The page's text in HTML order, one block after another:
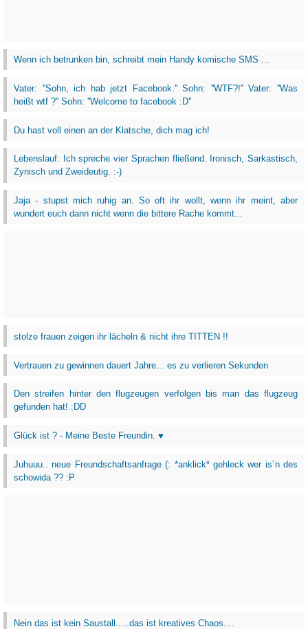
Wenn ich betrunken bin, schreibt mein Handy komische SMS ...
Vater: ''Sohn, ich hab jetzt Facebook.'' Sohn: ''WTF?!'' Vater: ''Was
heißt wtf ?'' Sohn: ''Welcome to facebook :D''
Du hast voll einen an der Klatsche, dich mag ich!
Lebenslauf: Ich spreche vier Sprachen fließend. Ironisch, Sarkastisch,
Zynisch und Zweideutig. :-)
Jaja - stupst mich ruhig an. So oft ihr wollt, wenn ihr meint, aber
wundert euch dann nicht wenn die bittere Rache kommt...
stolze frauen zeigen ihr lächeln & nicht ihre TITTEN !!
Vertrauen zu gewinnen dauert Jahre... es zu verlieren Sekunden
Den streifen hinter den flugzeugen verfolgen bis man das flugzeug
gefunden hat! :DD
Glück ist ? - Meine Beste Freundin. ♥
Juhuuu.. neue Freundschaftsanfrage (: *anklick* gehleck wer is´n des
schowida ?? :P
Nein das ist kein Saustall.....das ist kreatives Chaos....